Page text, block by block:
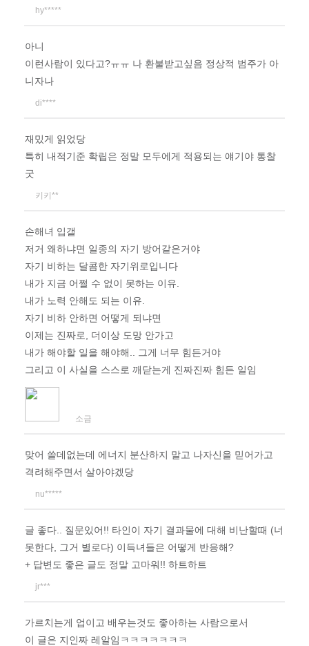
hy*****
아니
이런사람이 있다고?ㅠㅠ 나 환불받고싶음 정상적 범주가 아
니자나
di****
재밌게 읽었당
특히 내적기준 확립은 정말 모두에게 적용되는 얘기야 통찰
굿
키키**
손해녀 입갤
저거 왜하냐면 일종의 자기 방어같은거야
자기 비하는 달콤한 자기위로입니다
내가 지금 어쩔 수 없이 못하는 이유.
내가 노력 안해도 되는 이유.
자기 비하 안하면 어떻게 되냐면
이제는 진짜로, 더이상 도망 안가고
내가 해야할 일을 해야해.. 그게 너무 힘든거야
그리고 이 사실을 스스로 깨닫는게 진짜진짜 힘든 일임
소금
맞어 쓸데없는데 에너지 분산하지 말고 나자신을 믿어가고
격려해주면서 살아야겠당
nu*****
글 좋다.. 질문있어!! 타인이 자기 결과물에 대해 비난할때 (너
못한다, 그거 별로다) 이득녀들은 어떻게 반응해?
+ 답변도 좋은 글도 정말 고마워!! 하트하트
jr***
가르치는게 업이고 배우는것도 좋아하는 사람으로서
이 글은 지인짜 레알임ㅋㅋㅋㅋㅋㅋㅋ